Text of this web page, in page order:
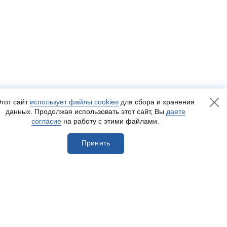
сайт использует файлы cookies для сбора и хранения
данных. Продолжая использовать этот сайт, Вы даете
согласие на работу с этими файлами.
Принять